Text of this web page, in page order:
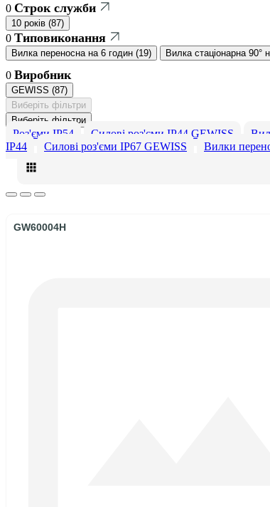
0 Строк служби
10 років (87)
0 Типовиконання
Вилка переносна на 6 годин (19) Вилка стаціонарна 90°
0 Виробник
GEWISS (87)
Виберіть фільтри
Виберіть фільтри
Роз'єми IP54 Силові роз'єми IP44 GEWISS
ІР44
Силові роз'єми IP67 GEWISS Вилки
GW60004H